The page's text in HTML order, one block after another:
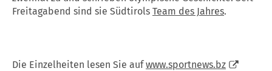
Freitagabend sind sie Südtirols Team des Jahres.
Die Einzelheiten lesen Sie aufwww.sportnews.bz